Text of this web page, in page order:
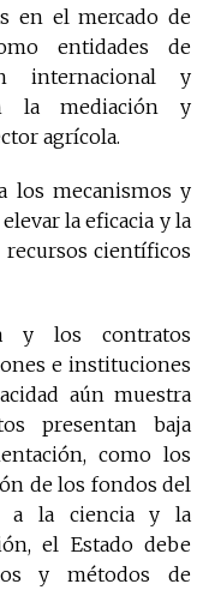
en el mercado de
entidades de
internacional y
la mediación y
agrícola.
los mecanismos y
la eficacia y la
científicos
y los contratos
e instituciones
aún muestra
presentan baja
como los
de los fondos del
a la ciencia y la
el Estado debe
y métodos de